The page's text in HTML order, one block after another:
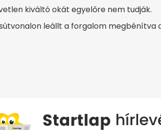
kiváltó okát egyelőre nem tudják.
leállt a forgalom megbénítva